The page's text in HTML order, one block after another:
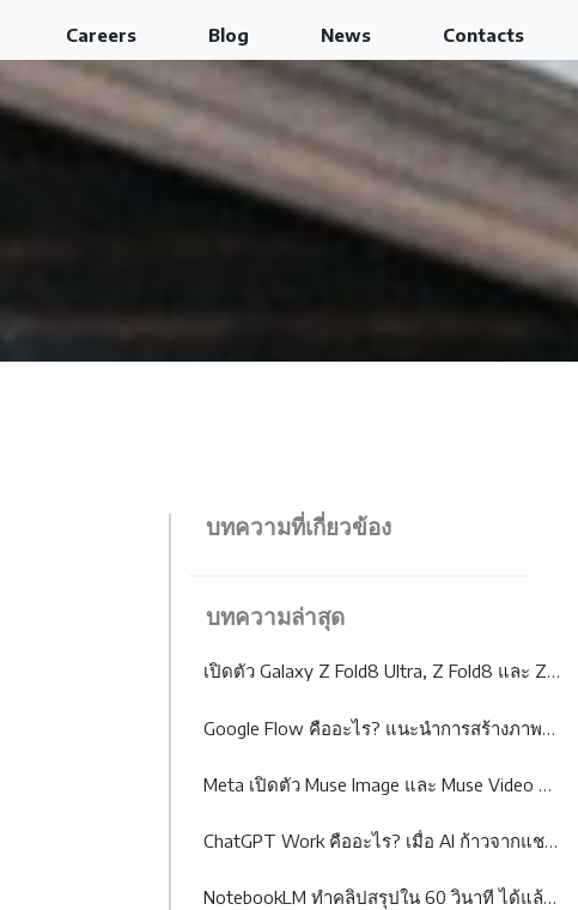
Careers Blog News Contacts
บทความที่เกี่ยวข้อง
บทความล่าสุด
เปิดตัว Galaxy Z Fold8 Ultra, Z Fold8 และ Z Flip8: เมื่อสมาร์ตโฟนจอพับไม่ได้มีคำตอบเพียงรูปแบบเดียว
Meta เปิดตัว Muse Image และ Muse Video พลิกโฉม AI สร้างภาพและวิดีโอด้วย Agentic AI
ChatGPT Work คืออะไร? เมื่อ AI ก้าวจากแชตบอตสู่เพื่อนร่วมงาน
NotebookLM ทำคลิปสรุปใน 60 วินาที ได้แล้ว! รู้จัก Video Overviews ฟีเจอร์ใหม่จาก Google